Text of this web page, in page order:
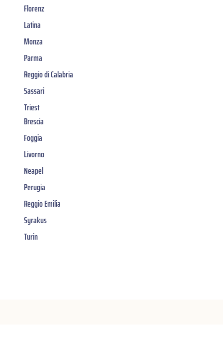
Florenz
Latina
Monza
Parma
Reggio di Calabria
Sassari
Triest
Brescia
Foggia
Livorno
Neapel
Perugia
Reggio Emilia
Syrakus
Turin